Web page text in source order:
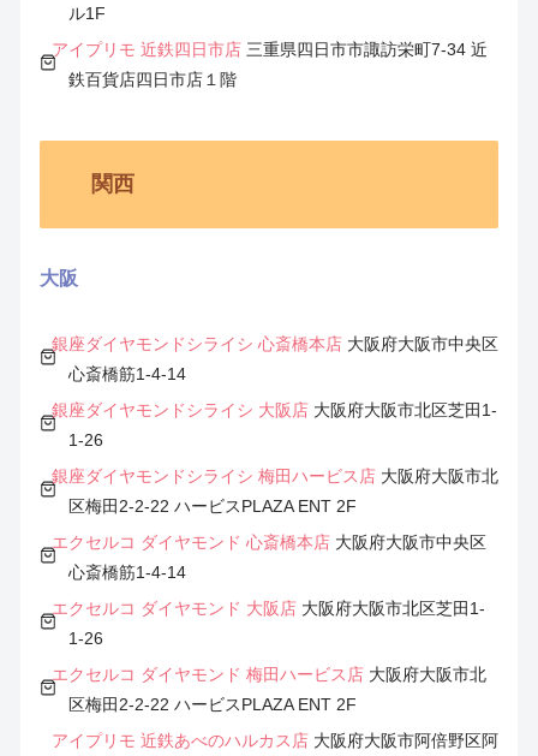
ル1F
アイプリモ 近鉄四日市店 三重県四日市市諏訪栄町7-34 近
鉄百貨店四日市店１階
関西
大阪
銀座ダイヤモンドシライシ 心斎橋本店 大阪府大阪市中央区
心斎橋筋1-4-14
銀座ダイヤモンドシライシ 大阪店 大阪府大阪市北区芝田1-
1-26
銀座ダイヤモンドシライシ 梅田ハービス店 大阪府大阪市北
区梅田2-2-22 ハービスPLAZA ENT 2F
エクセルコ ダイヤモンド 心斎橋本店 大阪府大阪市中央区
心斎橋筋1-4-14
エクセルコ ダイヤモンド 大阪店 大阪府大阪市北区芝田1-
1-26
エクセルコ ダイヤモンド 梅田ハービス店 大阪府大阪市北
区梅田2-2-22 ハービスPLAZA ENT 2F
アイプリモ 近鉄あべのハルカス店 大阪府大阪市阿倍野区阿